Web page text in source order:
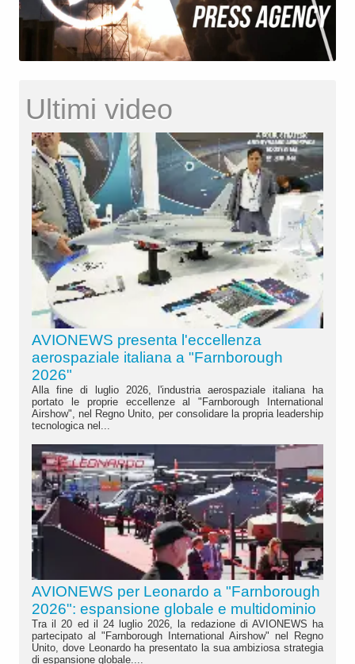
Ultimi video
AVIONEWS presenta l'eccellenza
aerospaziale italiana a "Farnborough
2026"
Alla fine di luglio 2026, l'industria aerospaziale italiana ha
portato le proprie eccellenze al "Farnborough International
Airshow", nel Regno Unito, per consolidare la propria leadership
tecnologica nel...
AVIONEWS per Leonardo a "Farnborough
2026": espansione globale e multidominio
Tra il 20 ed il 24 luglio 2026, la redazione di AVIONEWS ha
partecipato al "Farnborough International Airshow" nel Regno
Unito, dove Leonardo ha presentato la sua ambiziosa strategia
di espansione globale....